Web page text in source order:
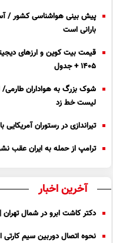
پیش بینی هواشناسی کشور /
بارانی است
۱۴۰۵ + جدول
شوک بزرگ به هواداران طارمی/
لیست خط زد
تیراندازی در رستوران آمریکایی با حداقل ۳
ترامپ از حمله به ایران عقب
آخرین اخبار
دکتر کاشت ابرو در شمال تهران
نحوه اتصال دوربین سیم کارتی